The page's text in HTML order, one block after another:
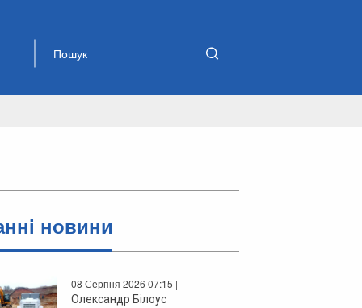
новини
08 Серпня 2026 07:15 |
Олександр Білоус